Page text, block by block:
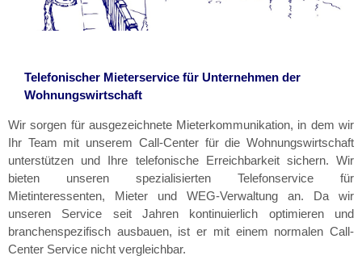
KONTAKT
Telefonischer Mieterservice für Unternehmen der
Wohnungswirtschaft
Wir sorgen für ausgezeichnete Mieterkommunikation, in dem wir
Ihr Team mit unserem Call-Center für die Wohnungswirtschaft
unterstützen und Ihre telefonische Erreichbarkeit sichern. Wir
bieten unseren spezialisierten Telefonservice für
Mietinteressenten, Mieter und WEG-Verwaltung an. Da wir
unseren Service seit Jahren kontinuierlich optimieren und
branchenspezifisch ausbauen, ist er mit einem normalen Call-
Center Service nicht vergleichbar.